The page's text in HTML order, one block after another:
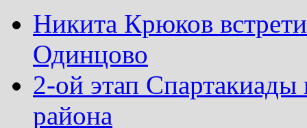
Никита Крюков
Одинцово
2-ой этап
района